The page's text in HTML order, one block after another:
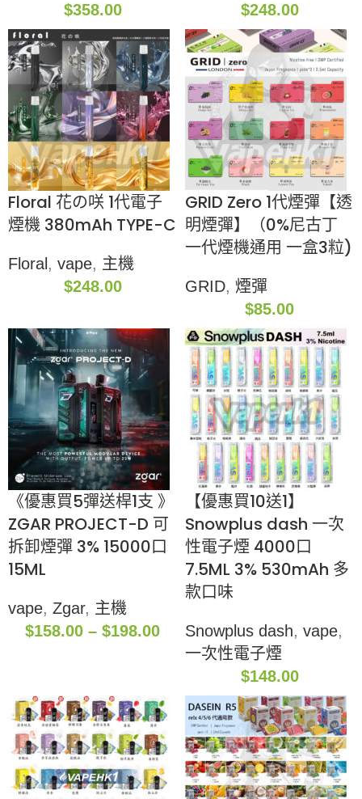
$358.00
$248.00
Floral 花の咲 1代電子
煙機 380mAh TYPE-C
Floral , vape, 主機
$248.00
GRID Zero 1代煙彈【透
明煙彈】（0%尼古丁
一代煙機通用 一盒3粒)
GRID, 煙彈
$85.00
《優惠買5彈送桿1支 》
ZGAR PROJECT-D 可
拆卸煙彈 3% 15000口
15ML
vape, Zgar, 主機
$158.00 – $198.00
【優惠買10送1】
Snowplus dash 一次
性電子煙 4000口
7.5ML 3% 530mAh 多
款口味
Snowplus dash, vape,
一次性電子煙
$148.00